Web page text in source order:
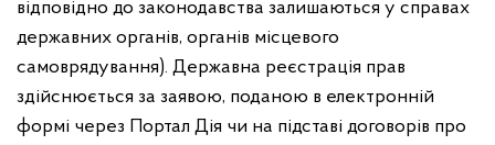
відповідно до законодавства залишаються у справах
державних органів, органів місцевого
самоврядування). Державна реєстрація прав
здійснюється за заявою, поданою в електронній
формі через Портал Дія чи на підставі договорів про